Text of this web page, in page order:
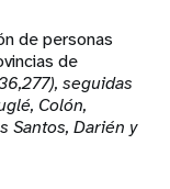
de personas
de
seguidas
Colón,
Santos, Darién y